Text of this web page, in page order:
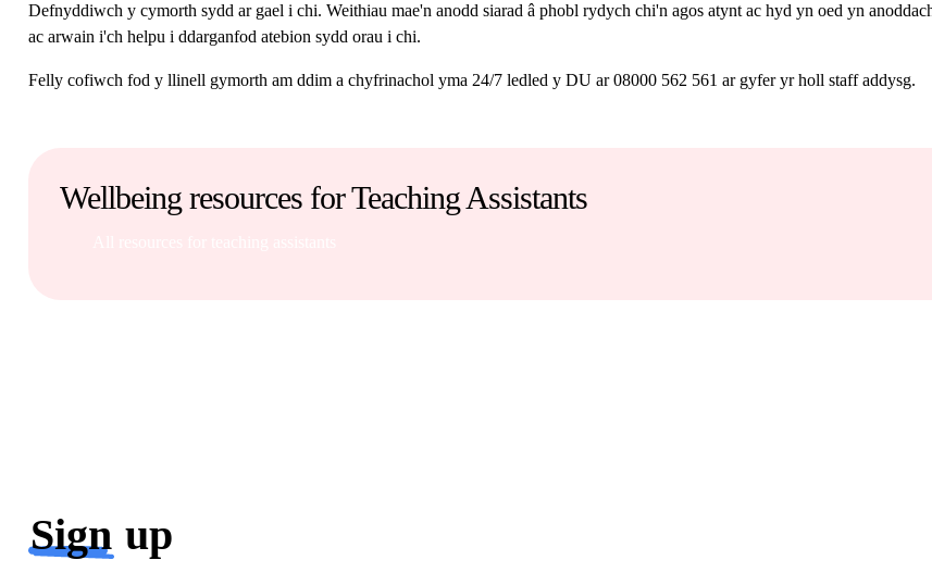
Defnyddiwch y cymorth sydd ar gael i chi. Weithiau mae'n anodd siarad â phobl rydych chi'n agos atynt ac hyd yn oed yn
ac arwain i'ch helpu i ddarganfod atebion sydd orau i chi.
Felly cofiwch fod y llinell gymorth am ddim a chyfrinachol yma 24/7 ledled y DU ar 08000 562 561 ar gyfer yr holl staff addysg.
Wellbeing resources for Teaching Assistants
Sign up